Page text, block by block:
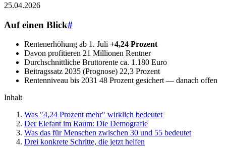
25.04.2026
Auf einen Blick#
Rentenerhöhung ab 1. Juli +4,24 Prozent
Davon profitieren 21 Millionen Rentner
Durchschnittliche Bruttorente ca. 1.180 Euro
Beitragssatz 2035 (Prognose) 22,3 Prozent
Rentenniveau bis 2031 48 Prozent gesichert — danach offen
Inhalt
Was "4,24 Prozent mehr" wirklich bedeutet
Der Elefant im Raum: Die Demografie
Was das für Menschen zwischen 30 und 55 bedeutet
Drei konkrete Schritte, die jetzt helfen